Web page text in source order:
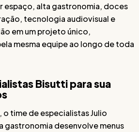
espaço, alta gastronomia, doces
tecnologia audiovisual e
em um projeto único,
mesma equipe ao longo de toda
Bisutti para sua
o time de especialistas Julio
gastronomia desenvolve menus